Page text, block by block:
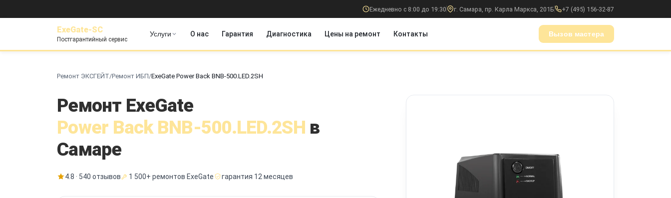
Ежедневно с 8:00 до 19:30 г. Самара, пр. Карла Маркса, 201Б +7 (495) 156-32-87
ExeGate-SC
Постгарантийный сервис
Услуги О нас Гарантия Диагностика Цены на ремонт Контакты Вызов мастера
Ремонт ЭКСГЕЙТ/Ремонт ИБП/ExeGate Power Back BNB-500.LED.2SH
Ремонт ExeGate
Power Back BNB-500.LED.2SH в
Самаре
4.8 · 540 отзывов 1 500+ ремонтов ExeGate гарантия 12 месяцев